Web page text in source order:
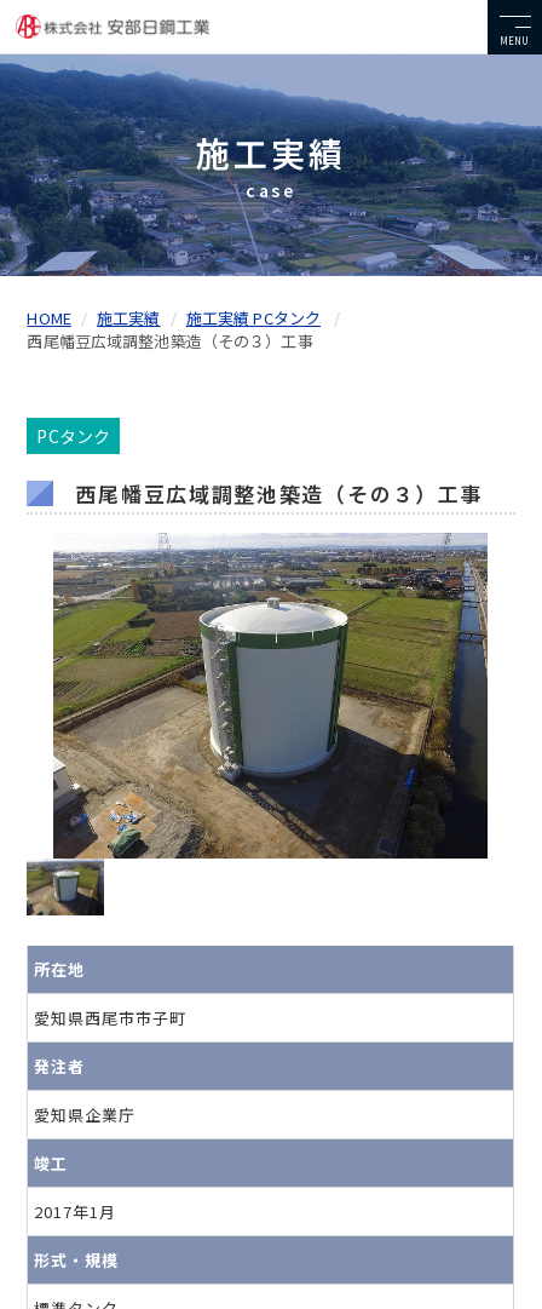
MENU
施工実績
case
HOME 施工実績
施工実績 PCタンク
西尾幡豆広域調整池築造（その３）工事
PCタンク
西尾幡豆広域調整池築造（その３）工事
所在地
愛知県西尾市市子町
発注者
愛知県企業庁
竣工
2017年1月
形式・規模